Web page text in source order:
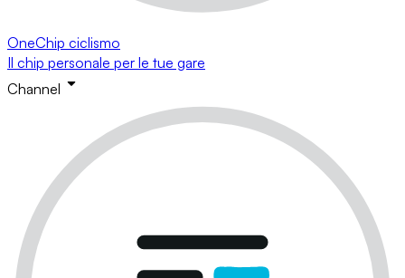
OneChip ciclismo
Il chip personale per le tue gare
Channel